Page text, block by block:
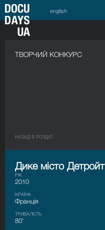
english
ТВОРЧИЙ КОНКУРС
НАЗАД В РОЗДIЛ
Дике місто Детройт
РІК
2010
КРАЇНА
Франція
ТРИВАЛІСТЬ
80’